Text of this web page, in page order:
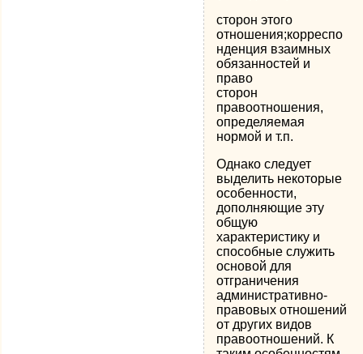
сторон этого
отношения;корреспо
нденция взаимных
обязанностей и
право
сторон
правоотношения,
определяемая
нормой и т.п.
Однако следует
выделить некоторые
особенности,
дополняющие эту
общую
характеристику и
способные служить
основой для
отграничения
административно-
правовых отношений
от других видов
правоотношений. К